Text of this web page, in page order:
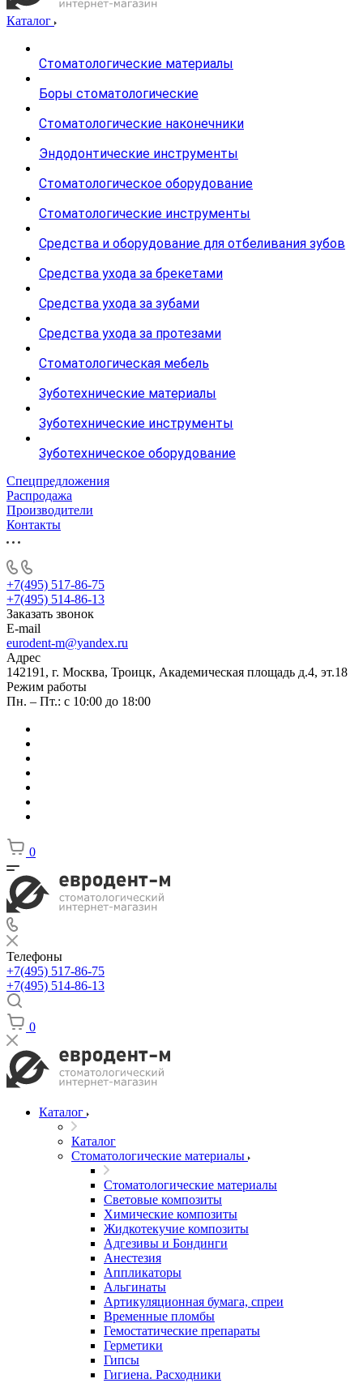
Каталог
Стоматологические материалы
Боры стоматологические
Стоматологические наконечники
Эндодонтические инструменты
Стоматологическое оборудование
Стоматологические инструменты
Средства и оборудование для отбеливания зубов
Средства ухода за брекетами
Средства ухода за зубами
Средства ухода за протезами
Стоматологическая мебель
Зуботехнические материалы
Зуботехнические инструменты
Зуботехническое оборудование
Спецпредложения
Распродажа
Производители
Контакты
+7(495) 517-86-75
+7(495) 514-86-13
Заказать звонок
E-mail
eurodent-m@yandex.ru
Адрес
142191, г. Москва, Троицк, Академическая площадь д.4, эт.18
Режим работы
Пн. – Пт.: с 10:00 до 18:00
0
Телефоны
+7(495) 517-86-75
+7(495) 514-86-13
0
Каталог
Каталог
Стоматологические материалы
Стоматологические материалы
Световые композиты
Химические композиты
Жидкотекучие композиты
Адгезивы и Бондинги
Анестезия
Аппликаторы
Альгинаты
Артикуляционная бумага, спреи
Временные пломбы
Гемостатические препараты
Герметики
Гипсы
Гигиена. Расходники